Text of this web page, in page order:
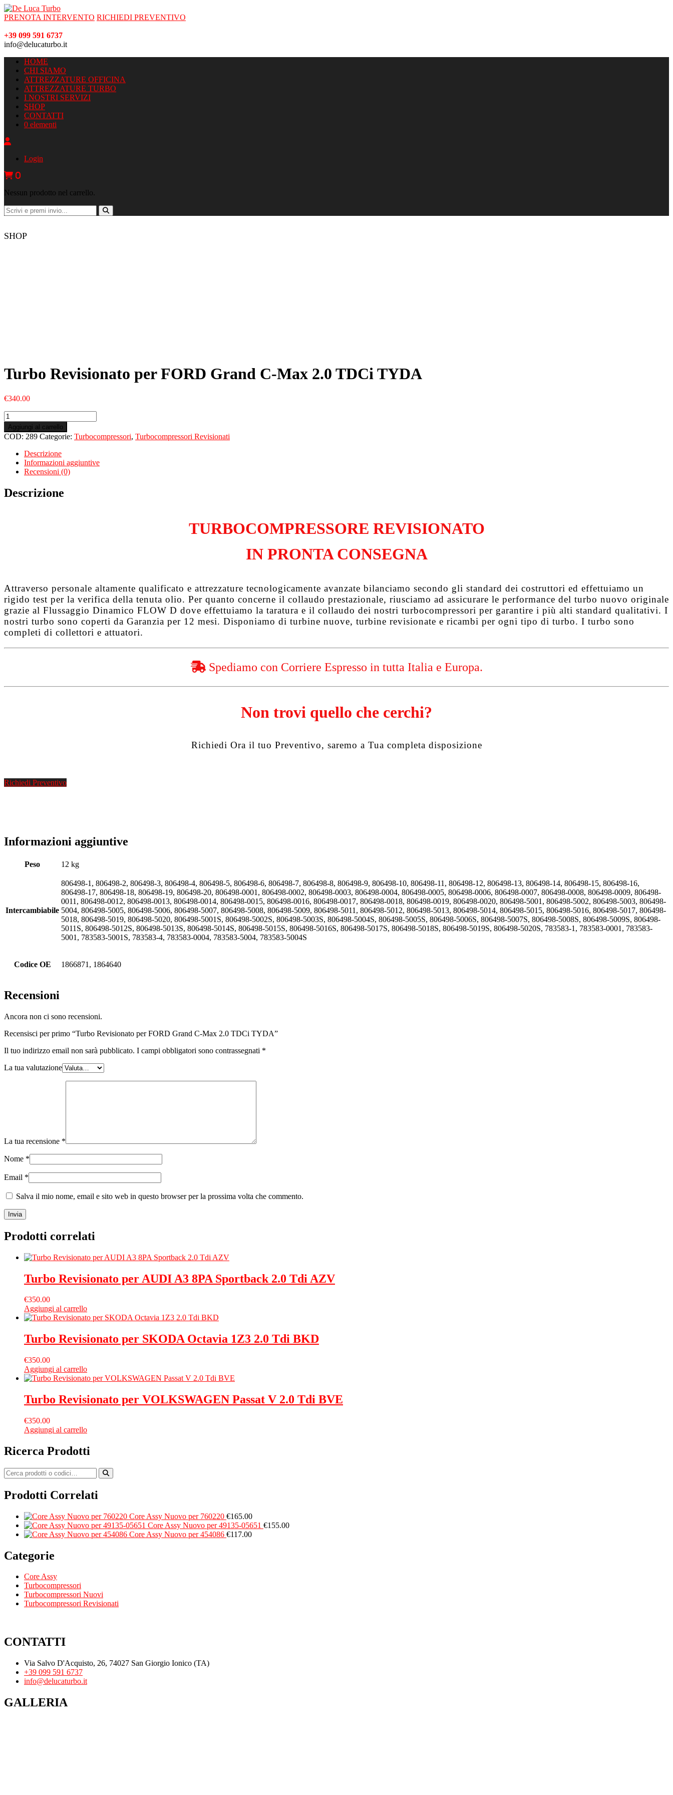
PRENOTA INTERVENTO RICHIEDI PREVENTIVO
+39 099 591 6737
info@delucaturbo.it
HOME
CHI SIAMO
ATTREZZATURE OFFICINA
ATTREZZATURE TURBO
I NOSTRI SERVIZI
SHOP
CONTATTI
0 elementi
Login
0
Nessun prodotto nel carrello.
SHOP
Turbo Revisionato per FORD Grand C-Max 2.0 TDCi TYDA
€340.00
Turbo
Revisionato
per
FORD
Grand
Max
TDCi
TYDA
Aggiungi al carrello
COD: 289 Categorie: Turbocompressori, Turbocompressori Revisionati
Descrizione
Informazioni aggiuntive
Recensioni (0)
Descrizione
TURBOCOMPRESSORE REVISIONATO
IN PRONTA CONSEGNA
Attraverso personale altamente qualificato e attrezzature tecnologicamente avanzate bilanciamo secondo gli standard dei costruttori ed effettuiamo un
rigido test per la verifica della tenuta olio. Per quanto concerne il collaudo prestazionale, riusciamo ad assicurare le performance del turbo nuovo originale
grazie al Flussaggio Dinamico FLOW D dove effettuiamo la taratura e il collaudo dei nostri turbocompressori per garantire i più alti standard qualitativi. I
nostri turbo sono coperti da Garanzia per 12 mesi. Disponiamo di turbine nuove, turbine revisionate e ricambi per ogni tipo di turbo. I turbo sono
completi di collettori e attuatori.
Spediamo con Corriere Espresso in tutta Italia e Europa.
Non trovi quello che cerchi?
Richiedi Ora il tuo Preventivo, saremo a Tua completa disposizione
Richiedi Preventivo
Informazioni aggiuntive
Peso 12 kg
Intercambiabile
806498-1, 806498-2, 806498-3, 806498-4, 806498-5, 806498-6, 806498-7, 806498-8, 806498-9, 806498-10, 806498-11, 806498-12, 806498-13, 806498-14, 806498-15, 806498-16,
806498-17, 806498-18, 806498-19, 806498-20, 806498-0001, 806498-0002, 806498-0003, 806498-0004, 806498-0005, 806498-0006, 806498-0007, 806498-0008, 806498-0009, 806498-
0011, 806498-0012, 806498-0013, 806498-0014, 806498-0015, 806498-0016, 806498-0017, 806498-0018, 806498-0019, 806498-0020, 806498-5001, 806498-5002, 806498-5003, 806498-
5004, 806498-5005, 806498-5006, 806498-5007, 806498-5008, 806498-5009, 806498-5011, 806498-5012, 806498-5013, 806498-5014, 806498-5015, 806498-5016, 806498-5017, 806498-
5018, 806498-5019, 806498-5020, 806498-5001S, 806498-5002S, 806498-5003S, 806498-5004S, 806498-5005S, 806498-5006S, 806498-5007S, 806498-5008S, 806498-5009S, 806498-
5011S, 806498-5012S, 806498-5013S, 806498-5014S, 806498-5015S, 806498-5016S, 806498-5017S, 806498-5018S, 806498-5019S, 806498-5020S, 783583-1, 783583-0001, 783583-
5001, 783583-5001S, 783583-4, 783583-0004, 783583-5004, 783583-5004S
Codice OE 1866871, 1864640
Recensioni
Ancora non ci sono recensioni.
Recensisci per primo “Turbo Revisionato per FORD Grand C-Max 2.0 TDCi TYDA”
Il tuo indirizzo email non sarà pubblicato. I campi obbligatori sono contrassegnati *
La tua valutazione
La tua recensione *
Nome *
Email *
Salva il mio nome, email e sito web in questo browser per la prossima volta che commento.
Prodotti correlati
Turbo Revisionato per AUDI A3 8PA Sportback 2.0 Tdi AZV
€350.00
Aggiungi al carrello
Turbo Revisionato per SKODA Octavia 1Z3 2.0 Tdi BKD
€350.00
Aggiungi al carrello
Turbo Revisionato per VOLKSWAGEN Passat V 2.0 Tdi BVE
€350.00
Aggiungi al carrello
Ricerca Prodotti
Prodotti Correlati
Core Assy Nuovo per 760220 €165.00
Core Assy Nuovo per 49135-05651 €155.00
Core Assy Nuovo per 454086 €117.00
Categorie
Core Assy
Turbocompressori
Turbocompressori Nuovi
Turbocompressori Revisionati
CONTATTI
Via Salvo D'Acquisto, 26, 74027 San Giorgio Ionico (TA)
+39 099 591 6737
info@delucaturbo.it
GALLERIA